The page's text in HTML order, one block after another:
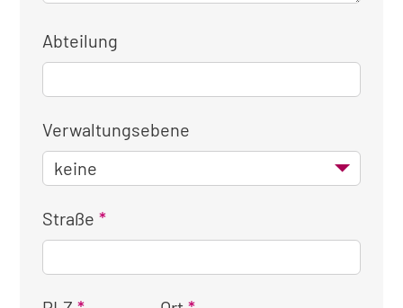
Abteilung
Verwaltungsebene
Straße